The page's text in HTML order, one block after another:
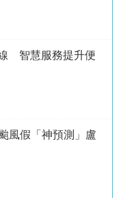
智慧服務提升便
風假「神預測」盧